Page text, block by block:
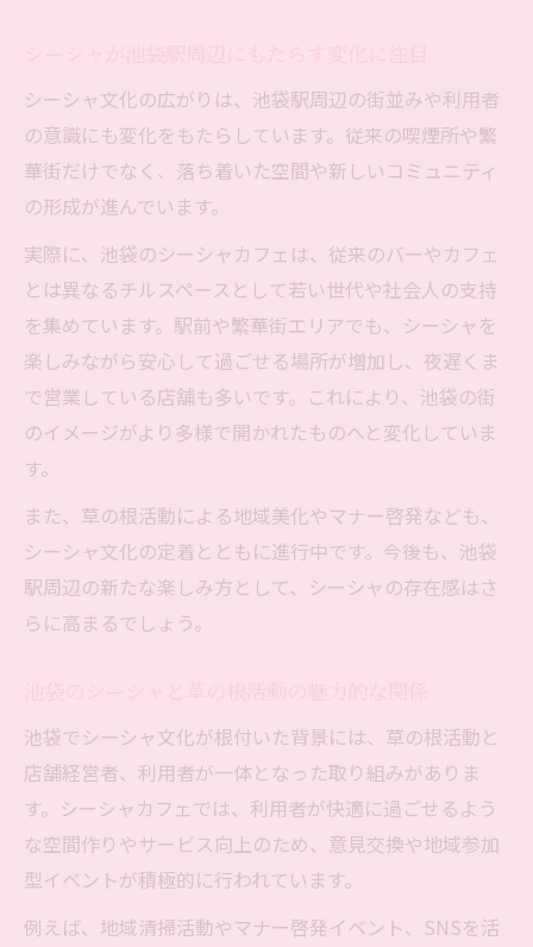
シーシャ文化の広がりは、池袋駅周辺の街並みや利用者
の意識にも変化をもたらしています。従来の喫煙所や繁
華街だけでなく、落ち着いた空間や新しいコミュニティ
の形成が進んでいます。
実際に、池袋のシーシャカフェは、従来のバーやカフェ
とは異なるチルスペースとして若い世代や社会人の支持
を集めています。駅前や繁華街エリアでも、シーシャを
楽しみながら安心して過ごせる場所が増加し、夜遅くま
で営業している店舗も多いです。これにより、池袋の街
のイメージがより多様で開かれたものへと変化していま
す。
また、草の根活動による地域美化やマナー啓発なども、
シーシャ文化の定着とともに進行中です。今後も、池袋
駅周辺の新たな楽しみ方として、シーシャの存在感はさ
らに高まるでしょう。
池袋でシーシャ文化が根付いた背景には、草の根活動と
店舗経営者、利用者が一体となった取り組みがありま
す。シーシャカフェでは、利用者が快適に過ごせるよう
な空間作りやサービス向上のため、意見交換や地域参加
型イベントが積極的に行われています。
例えば、地域清掃活動やマナー啓発イベント、SNSを活